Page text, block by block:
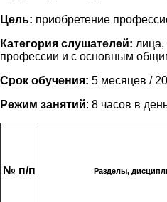
Цель: приобретение
Категория слушателей:
профессии и с основным
Срок обучения: 5 месяцев /
Режим занятий: 8 часов в
№ п/п Разделы,